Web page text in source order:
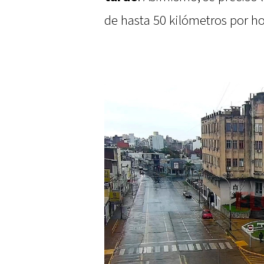
de hasta 50 kilómetros por